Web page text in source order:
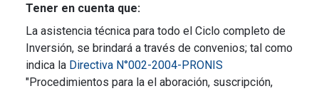
Tener en cuenta que:
La asistencia técnica para todo el Ciclo completo de
Inversión, se brindará a través de convenios; tal como
indica la Directiva N°002-2004-PRONIS
"Procedimientos para la el aboración, suscripción,